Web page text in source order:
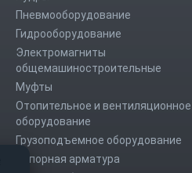
Пневмооборудование
Гидрооборудование
Электромагниты
общемашиностроительные
Муфты
Отопительное и вентиляционное
оборудование
Грузоподъемное оборудование
Запорная арматура